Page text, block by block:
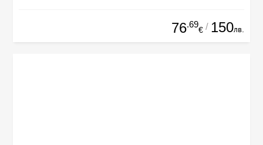
76.69
€ / 150лв.